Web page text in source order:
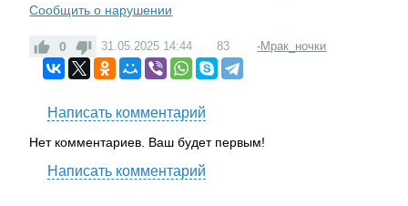
Сообщить о нарушении
0 31.05.2025 14:44 83 -Мрак_ночки
Написать комментарий
Нет комментариев. Ваш будет первым!
Написать комментарий